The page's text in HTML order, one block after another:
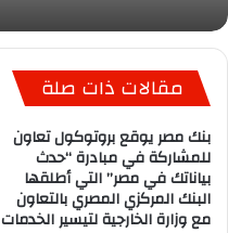
مقالات ذات صلة
بنك مصر يوقع بروتوكول تعاون
للمشاركة في مبادرة “حدث
بياناتك في مصر” التي أطلقها
البنك المركزي المصري بالتعاون
مع وزارة الخارجية لتيسير الخدمات